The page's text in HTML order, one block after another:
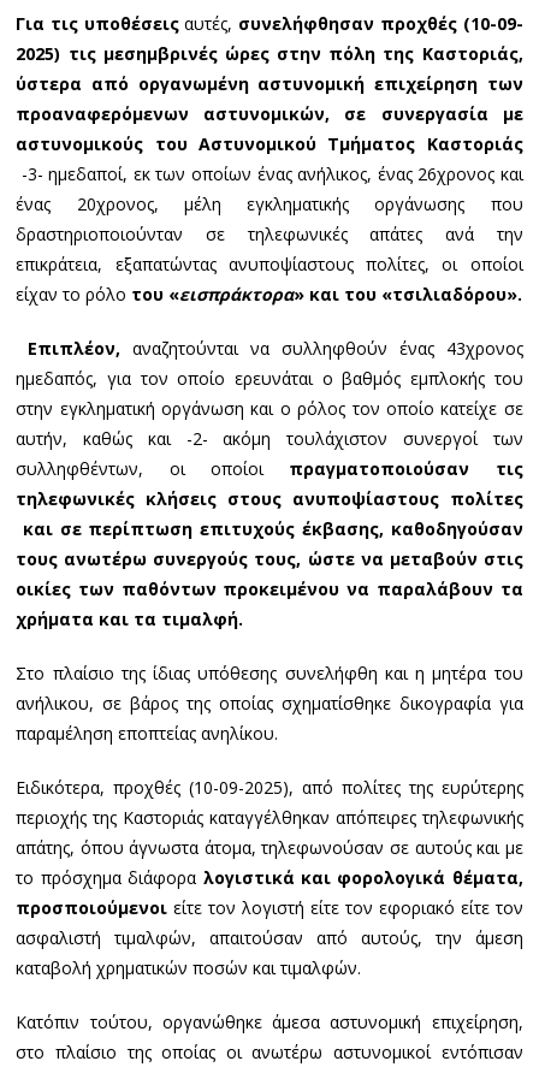
Για τις υποθέσειςαυτές, συνελήφθησαν προχθές (10-09-
2025) τις μεσημβρινές ώρες στην πόλη της Καστοριάς,
ύστερα από οργανωμένη αστυνομική επιχείρηση των
προαναφερόμενων αστυνομικών, σε συνεργασία με
αστυνομικούς του Αστυνομικού Τμήματος Καστοριάς
-3- ημεδαποί, εκ των οποίων ένας ανήλικος, ένας 26χρονος και
ένας 20χρονος, μέλη εγκληματικής οργάνωσης που
δραστηριοποιούνταν σε τηλεφωνικές απάτες ανά την
επικράτεια, εξαπατώντας ανυποψίαστους πολίτες, οι οποίοι
είχαν το ρόλο του «εισπράκτορα» και του «τσιλιαδόρου».
Επιπλέον,αναζητούνται να συλληφθούν ένας 43χρονος
ημεδαπός, για τον οποίο ερευνάται ο βαθμός εμπλοκής του
στην εγκληματική οργάνωση και ο ρόλος τον οποίο κατείχε σε
αυτήν, καθώς και -2- ακόμη τουλάχιστον συνεργοί των
συλληφθέντων, οι οποίοι πραγματοποιούσαν τις
τηλεφωνικές κλήσεις στους ανυποψίαστους πολίτες
και σε περίπτωση επιτυχούς έκβασης, καθοδηγούσαν
τους ανωτέρω συνεργούς τους, ώστε να μεταβούν στις
οικίες των παθόντων προκειμένου να παραλάβουν τα
χρήματα και τα τιμαλφή.
Στο πλαίσιο της ίδιας υπόθεσης συνελήφθη και η μητέρα του
ανήλικου, σε βάρος της οποίας σχηματίσθηκε δικογραφία για
παραμέληση εποπτείας ανηλίκου.
Ειδικότερα, προχθές (10-09-2025), από πολίτες της ευρύτερης
περιοχής της Καστοριάς καταγγέλθηκαν απόπειρες τηλεφωνικής
απάτης, όπου άγνωστα άτομα, τηλεφωνούσαν σε αυτούς και με
το πρόσχημα διάφορα λογιστικά και φορολογικά θέματα,
προσποιούμενοιείτε τον λογιστή είτε τον εφοριακό είτε τον
ασφαλιστή τιμαλφών, απαιτούσαν από αυτούς, την άμεση
καταβολή χρηματικών ποσών και τιμαλφών.
Κατόπιν τούτου, οργανώθηκε άμεσα αστυνομική επιχείρηση,
στο πλαίσιο της οποίας οι ανωτέρω αστυνομικοί εντόπισαν